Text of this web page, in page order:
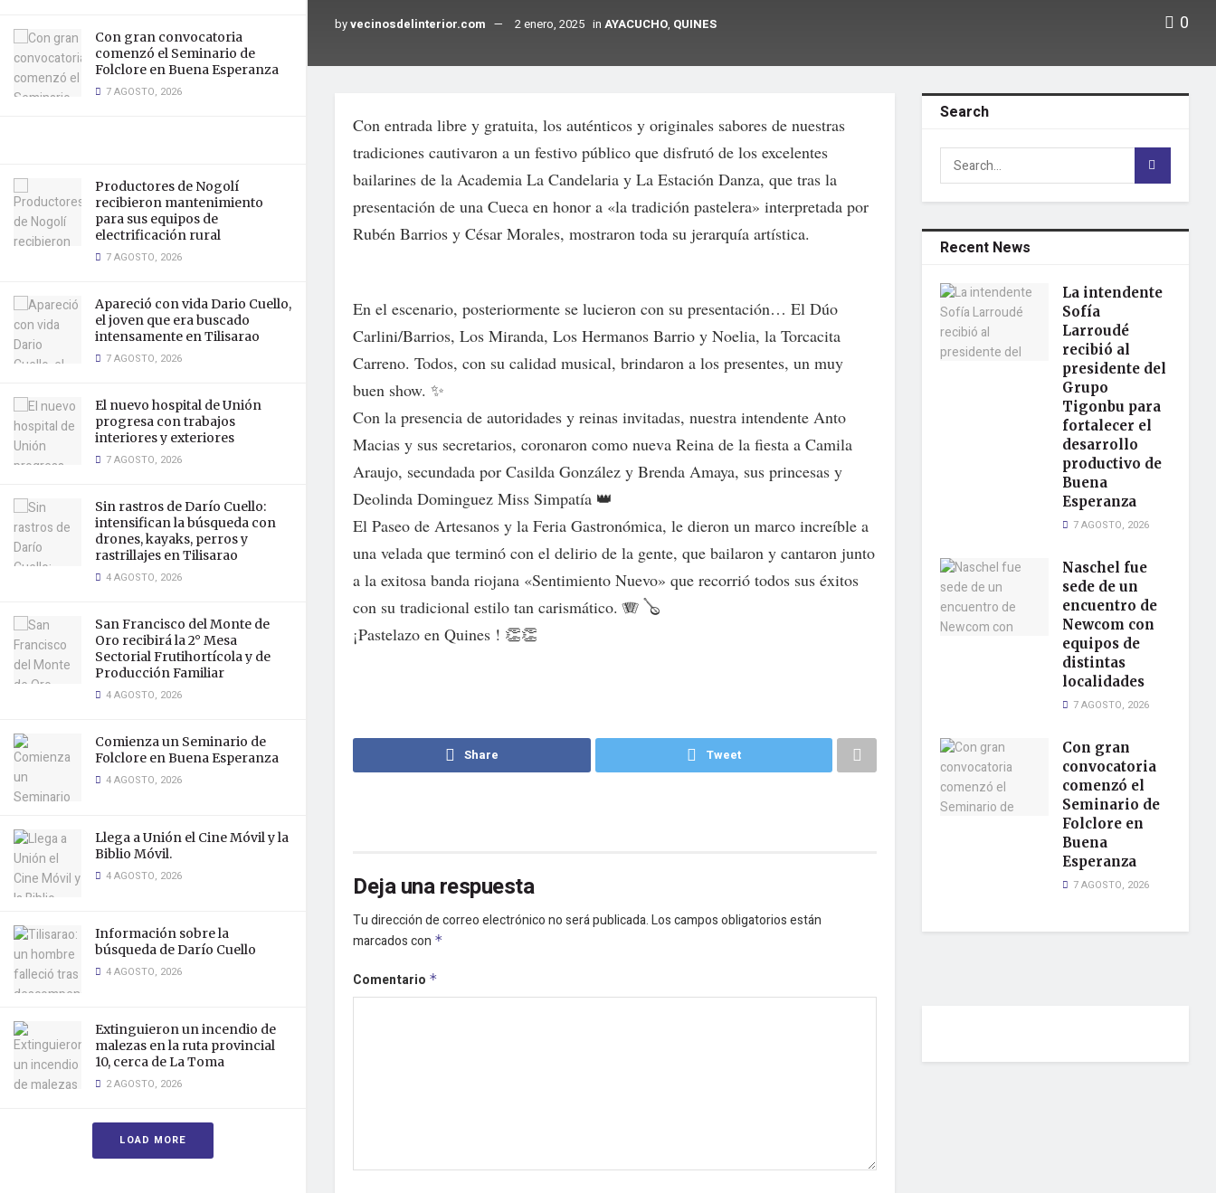
Con gran convocatoria
comenzó el Seminario de
Folclore en Buena Esperanza
7 AGOSTO, 2026
Productores de Nogolí
recibieron mantenimiento
para sus equipos de
electrificación rural
7 AGOSTO, 2026
Apareció con vida Dario Cuello,
el joven que era buscado
intensamente en Tilisarao
7 AGOSTO, 2026
El nuevo hospital de Unión
progresa con trabajos
interiores y exteriores
7 AGOSTO, 2026
Sin rastros de Darío Cuello:
intensifican la búsqueda con
drones, kayaks, perros y
rastrillajes en Tilisarao
4 AGOSTO, 2026
San Francisco del Monte de
Oro recibirá la 2° Mesa
Sectorial Frutihortícola y de
Producción Familiar
4 AGOSTO, 2026
Comienza un Seminario de
Folclore en Buena Esperanza
4 AGOSTO, 2026
Llega a Unión el Cine Móvil y la
Biblio Móvil.
4 AGOSTO, 2026
Información sobre la
búsqueda de Darío Cuello
4 AGOSTO, 2026
Extinguieron un incendio de
malezas en la ruta provincial
10, cerca de La Toma
2 AGOSTO, 2026
LOAD MORE
byvecinosdelinterior.com 2 enero, 2025 in AYACUCHO, QUINES 0
Con entrada libre y gratuita, los auténticos y originales sabores de nuestras
tradiciones cautivaron a un festivo público que disfrutó de los excelentes
bailarines de la Academia La Candelaria y La Estación Danza, que tras la
presentación de una Cueca en honor a «la tradición pastelera» interpretada por
Rubén Barrios y César Morales, mostraron toda su jerarquía artística.
En el escenario, posteriormente se lucieron con su presentación… El Dúo
Carlini/Barrios, Los Miranda, Los Hermanos Barrio y Noelia, la Torcacita
Carreno. Todos, con su calidad musical, brindaron a los presentes, un muy
buen show. ✨
Con la presencia de autoridades y reinas invitadas, nuestra intendente Anto
Macias y sus secretarios, coronaron como nueva Reina de la fiesta a Camila
Araujo, secundada por Casilda González y Brenda Amaya, sus princesas y
Deolinda Dominguez Miss Simpatía 👑
El Paseo de Artesanos y la Feria Gastronómica, le dieron un marco increíble a
una velada que terminó con el delirio de la gente, que bailaron y cantaron junto
a la exitosa banda riojana «Sentimiento Nuevo» que recorrió todos sus éxitos
con su tradicional estilo tan carismático. 🪗 🪕
¡Pastelazo en Quines ! 👏👏
Share Tweet
Deja una respuesta
Tu dirección de correo electrónico no será publicada.Los campos obligatorios están
marcados con *
Comentario *
Search
Recent News
La intendente
Sofía
Larroudé
recibió al
presidente del
Grupo
Tigonbu para
fortalecer el
desarrollo
productivo de
Buena
Esperanza
7 AGOSTO, 2026
Naschel fue
sede de un
encuentro de
Newcom con
equipos de
distintas
localidades
7 AGOSTO, 2026
Con gran
convocatoria
comenzó el
Seminario de
Folclore en
Buena
Esperanza
7 AGOSTO, 2026